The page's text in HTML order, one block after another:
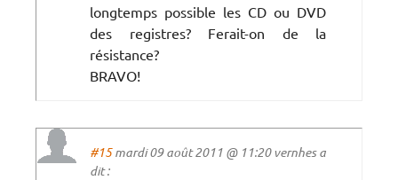
longtemps possible les CD ou DVD
des registres? Ferait-on de la
résistance?
BRAVO!
#15mardi 09 août 2011 @ 11:20 vernhes a
dit :